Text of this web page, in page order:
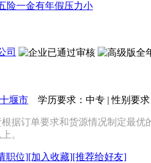
险一金有年假压力小
司
堰市 学历要求：中专 | 性别要求
据订单要求和货源情况制定最
。
职位][加入收藏][推荐给好友]